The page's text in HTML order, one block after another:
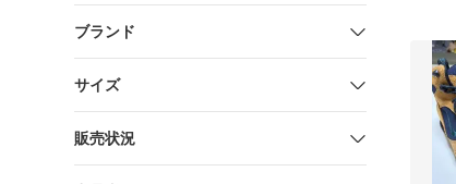
ブランド
サイズ
販売状況